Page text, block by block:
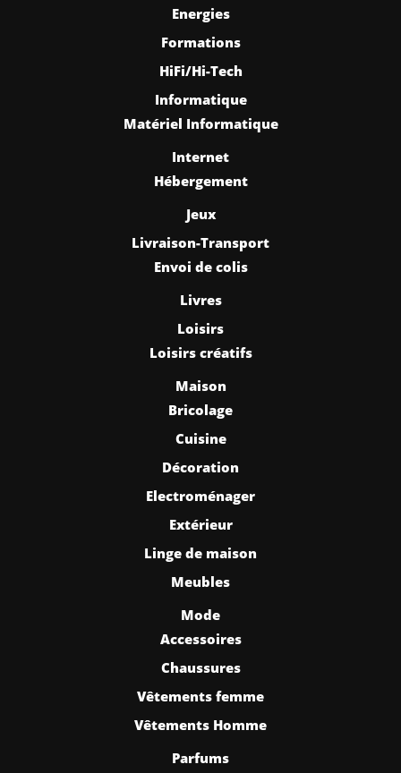
Energies
Formations
HiFi/Hi-Tech
Informatique
Matériel Informatique
Internet
Hébergement
Jeux
Livraison-Transport
Envoi de colis
Livres
Loisirs
Loisirs créatifs
Maison
Bricolage
Cuisine
Décoration
Electroménager
Extérieur
Linge de maison
Meubles
Mode
Accessoires
Chaussures
Vêtements femme
Vêtements Homme
Parfums